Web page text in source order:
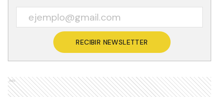
RECIBIR NEWSLETTER
Ads